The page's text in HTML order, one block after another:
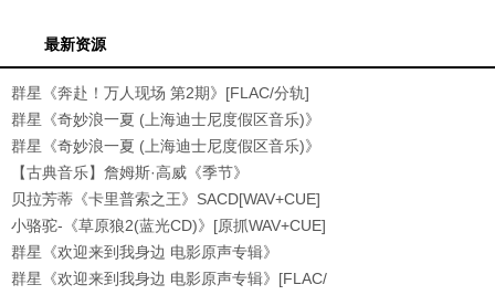
最新资源
群星《奔赴！万人现场 第2期》[FLAC/分轨]
[518.8
群星《奇妙浪一夏 (上海迪士尼度假区音乐)》
[32
群星《奇妙浪一夏 (上海迪士尼度假区音乐)》
[FL
【古典音乐】詹姆斯·高威《季节》
1993[WAV+CUE]
贝拉芳蒂《卡里普索之王》SACD[WAV+CUE]
小骆驼-《草原狼2(蓝光CD)》[原抓WAV+CUE]
群星《欢迎来到我身边 电影原声专辑》
[320K/MP3
群星《欢迎来到我身边 电影原声专辑》[FLAC/